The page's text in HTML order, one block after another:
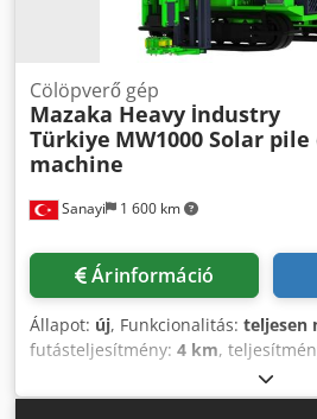
Sanayi 1 600 km
Cölöpverő gép
Mazaka Heavy İndustry
Türkiye MW1000 Solar
machine
Árinformáció
Állapot: új, Funkcionalitás: teljesen
futásteljesítmény: 4 km,
,
üzemanyagtartály kapacitása:60 l,